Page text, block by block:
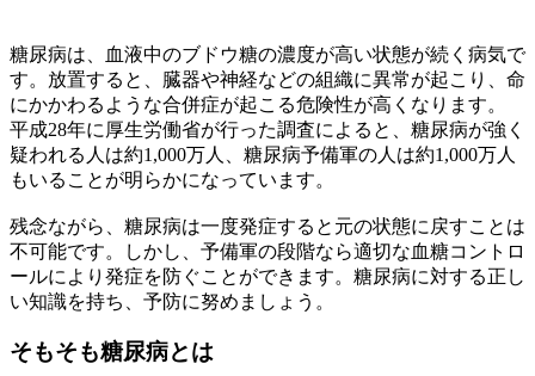
糖尿病は、血液中のブドウ糖の濃度が高い状態が続く病気で
す。放置すると、臓器や神経などの組織に異常が起こり、命
にかかわるような合併症が起こる危険性が高くなります。
平成28年に厚生労働省が行った調査によると、糖尿病が強く
疑われる人は約1,000万人、糖尿病予備軍の人は約1,000万人
もいることが明らかになっています。
残念ながら、糖尿病は一度発症すると元の状態に戻すことは
不可能です。しかし、予備軍の段階なら適切な血糖コントロ
ールにより発症を防ぐことができます。糖尿病に対する正し
い知識を持ち、予防に努めましょう。
そもそも糖尿病とは